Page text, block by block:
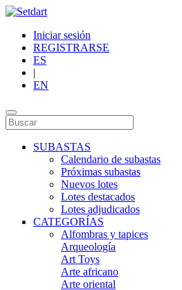
Iniciar sesión
REGISTRARSE
ES
|
EN
SUBASTAS
Calendario de subastas
Próximas subastas
Nuevos lotes
Lotes destacados
Lotes adjudicados
CATEGORÍAS
Alfombras y tapices
Arqueología
Art Toys
Arte africano
Arte oriental